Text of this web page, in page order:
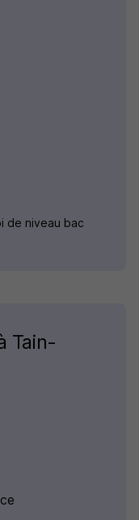
de niveau bac
Tain-